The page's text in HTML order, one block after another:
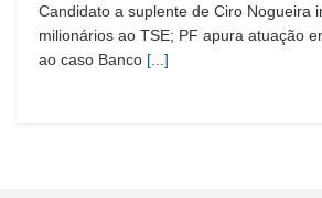
Candidato a suplente de Ciro Nogueira
milionários ao TSE; PF apura atuação
ao caso Banco [...]